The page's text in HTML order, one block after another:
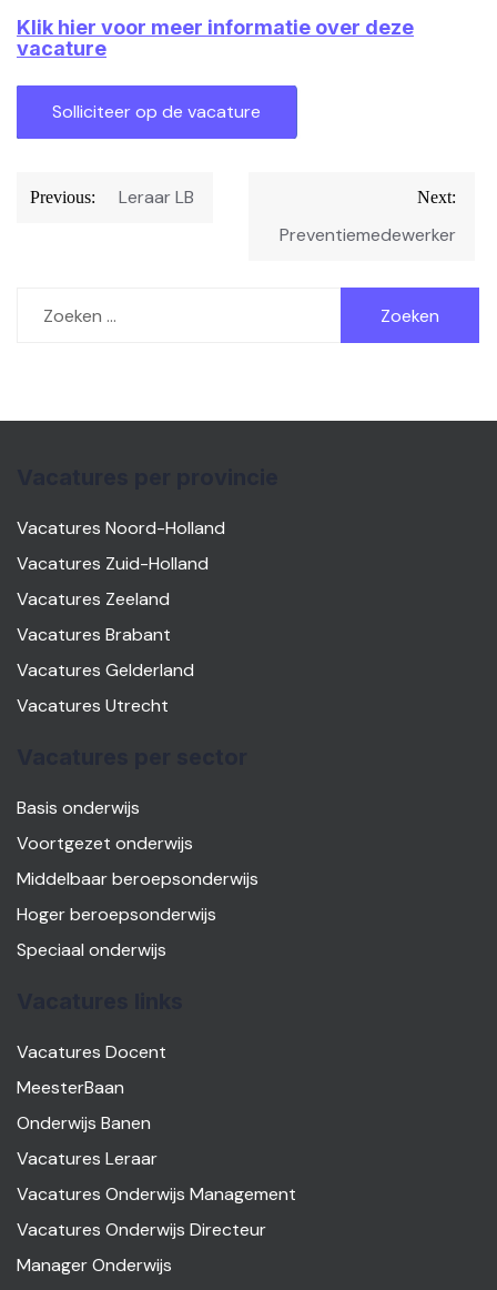
Klik hier voor meer informatie over deze
vacature
Bericht
Previous: Leraar LB Next:
Preventiemedewerker
naar:
Vacatures Noord-Holland
Vacatures Zuid-Holland
Vacatures Zeeland
Vacatures Brabant
Vacatures Gelderland
Vacatures Utrecht
Basis onderwijs
Voortgezet onderwijs
Middelbaar beroepsonderwijs
Hoger beroepsonderwijs
Speciaal onderwijs
Vacatures Docent
MeesterBaan
Onderwijs Banen
Vacatures Leraar
Vacatures Onderwijs Management
Vacatures Onderwijs Directeur
Manager Onderwijs